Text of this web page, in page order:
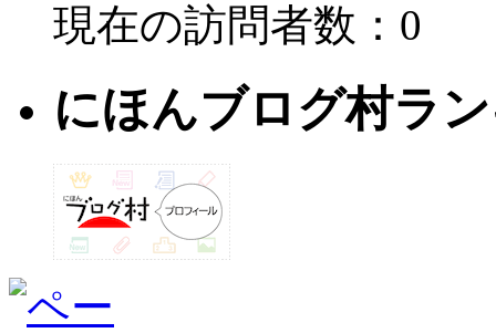
現在の訪問者数：0
にほんブログ村ラ